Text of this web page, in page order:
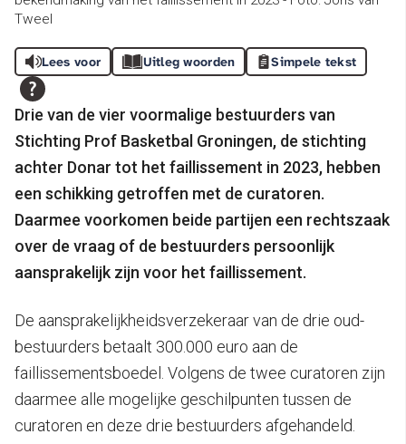
Tweel
Lees voor Uitleg woorden Simpele tekst
Drie van de vier voormalige bestuurders van
Stichting Prof Basketbal Groningen, de stichting
achter Donar tot het faillissement in 2023, hebben
een schikking getroffen met de curatoren.
Daarmee voorkomen beide partijen een rechtszaak
over de vraag of de bestuurders persoonlijk
aansprakelijk zijn voor het faillissement.
De aansprakelijkheidsverzekeraar van de drie oud-
bestuurders betaalt 300.000 euro aan de
faillissementsboedel. Volgens de twee curatoren zijn
daarmee alle mogelijke geschilpunten tussen de
curatoren en deze drie bestuurders afgehandeld.